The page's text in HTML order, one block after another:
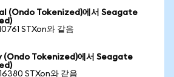
(Ondo Tokenized)에서 Seagate
STXon와 같음
(Ondo Tokenized)에서 Seagate
STXon와 같음